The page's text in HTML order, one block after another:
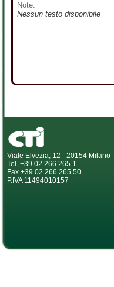
Note:
Nessun testo disponibile
Viale Elvezia, 12 - 20154 Milano
Tel. +39 02 266.265.1
Fax +39 02 266.265.50
P.IVA 11494010157